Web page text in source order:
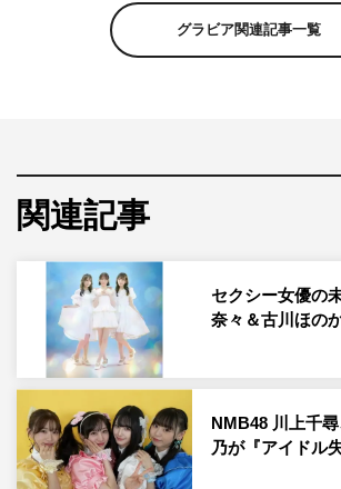
バラエティ番組『月ともぐら』（テ
深夜3時05分～）から誕生したアイドル
「Mi LUNA from お月ちゃんのうた」は
する「お月ちゃんのうた」プロジェクト
な、八木奈々、古川ほのかの3人が活動
1stシングル「LUNA LOOP」は誰しも
い」「ああなりたい」という自分の夢や
人たちへ向けた応援歌。王道アイドルソ
いさ満点の曲調に。
グラビア関連記事一覧
関連記事
セクシー女優の
奈々＆古川ほの
NMB48 川上千
乃が『アイドル